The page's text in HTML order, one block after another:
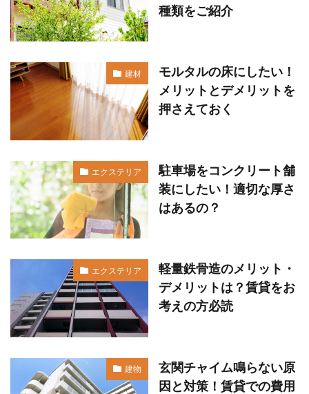
種類をご紹介
建材
モルタルの床にしたい！
メリットとデメリットを
押さえておく
エクステリア
駐車場をコンクリート舗
装にしたい！適切な厚さ
はあるの？
エクステリア
軽量鉄骨造のメリット・
デメリットは？賃貸をお
考えの方必読
建物
玄関チャイム鳴らない原
因と対策！賃貸での費用